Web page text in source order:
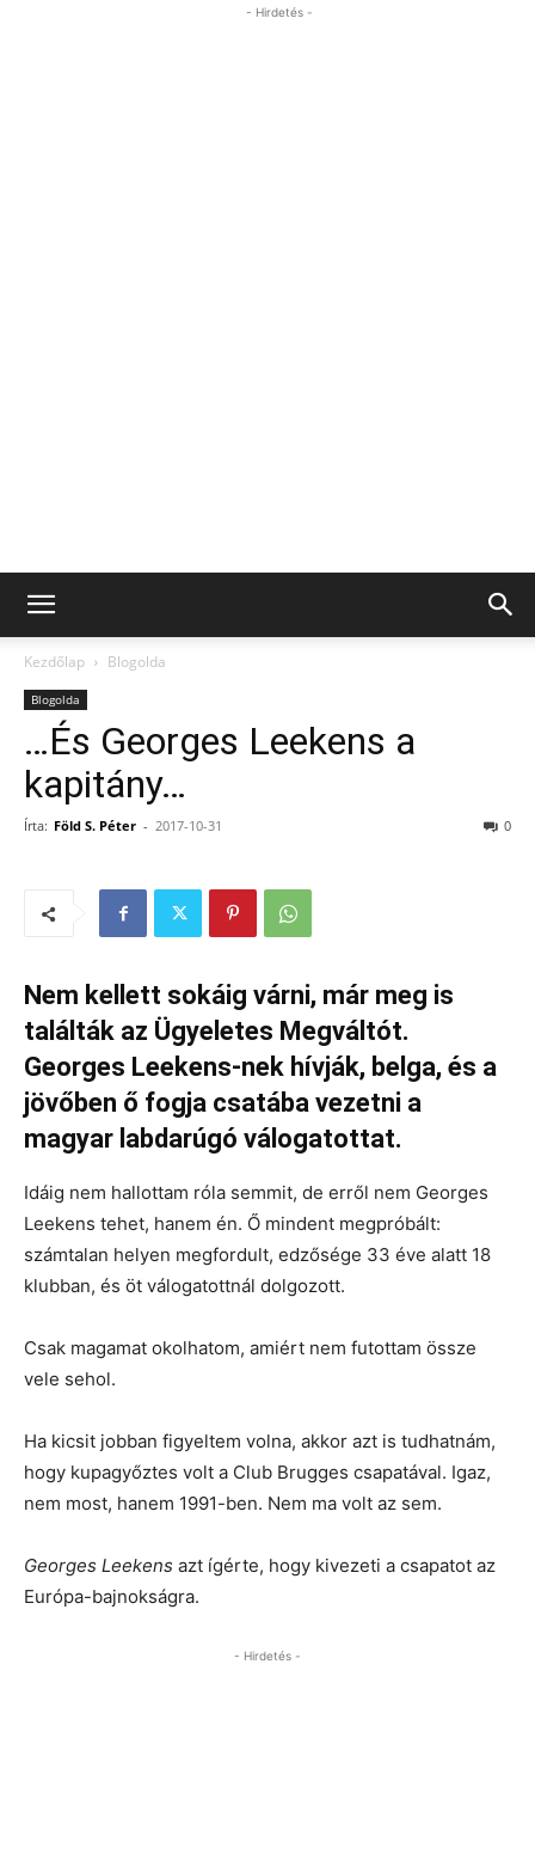
- Hirdetés -
Kezdőlap Blogolda
Blogolda
…És Georges Leekens a
kapitány…
Írta: Föld S. Péter - 2017-10-31 0
Nem kellett sokáig várni, már meg is
találták az Ügyeletes Megváltót.
Georges Leekens-nek hívják, belga, és a
jövőben ő fogja csatába vezetni a
magyar labdarúgó válogatottat.
Idáig nem hallottam róla semmit, de erről nem Georges
Leekens tehet, hanem én. Ő mindent megpróbált:
számtalan helyen megfordult, edzősége 33 éve alatt 18
klubban, és öt válogatottnál dolgozott.
Csak magamat okolhatom, amiért nem futottam össze
vele sehol.
Ha kicsit jobban figyeltem volna, akkor azt is tudhatnám,
hogy kupagyőztes volt a Club Brugges csapatával. Igaz,
nem most, hanem 1991-ben. Nem ma volt az sem.
Georges Leekens azt ígérte, hogy kivezeti a csapatot az
Európa-bajnokságra.
- Hirdetés -